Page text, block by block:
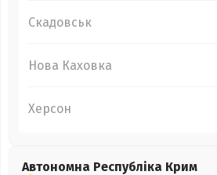
Скадовськ
Нова Каховка
Херсон
Автономна Республіка Крим